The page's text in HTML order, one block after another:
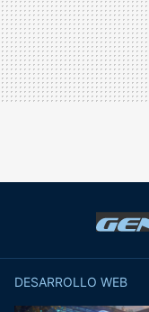
DESARROLLO WEB